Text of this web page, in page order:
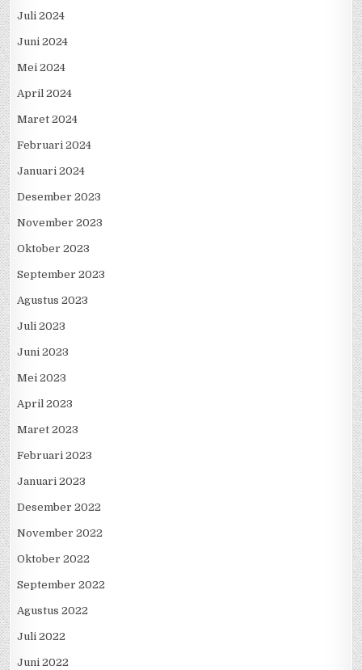
Juli 2024
Juni 2024
Mei 2024
April 2024
Maret 2024
Februari 2024
Januari 2024
Desember 2023
November 2023
Oktober 2023
September 2023
Agustus 2023
Juli 2023
Juni 2023
Mei 2023
April 2023
Maret 2023
Februari 2023
Januari 2023
Desember 2022
November 2022
Oktober 2022
September 2022
Agustus 2022
Juli 2022
Juni 2022